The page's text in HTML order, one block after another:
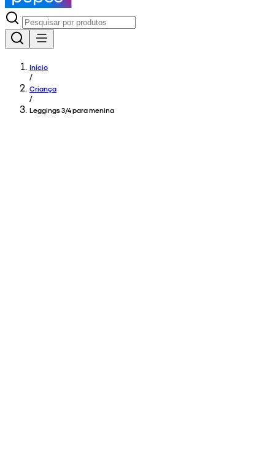
Início
/
Criança
/
Leggings 3/4 para menina